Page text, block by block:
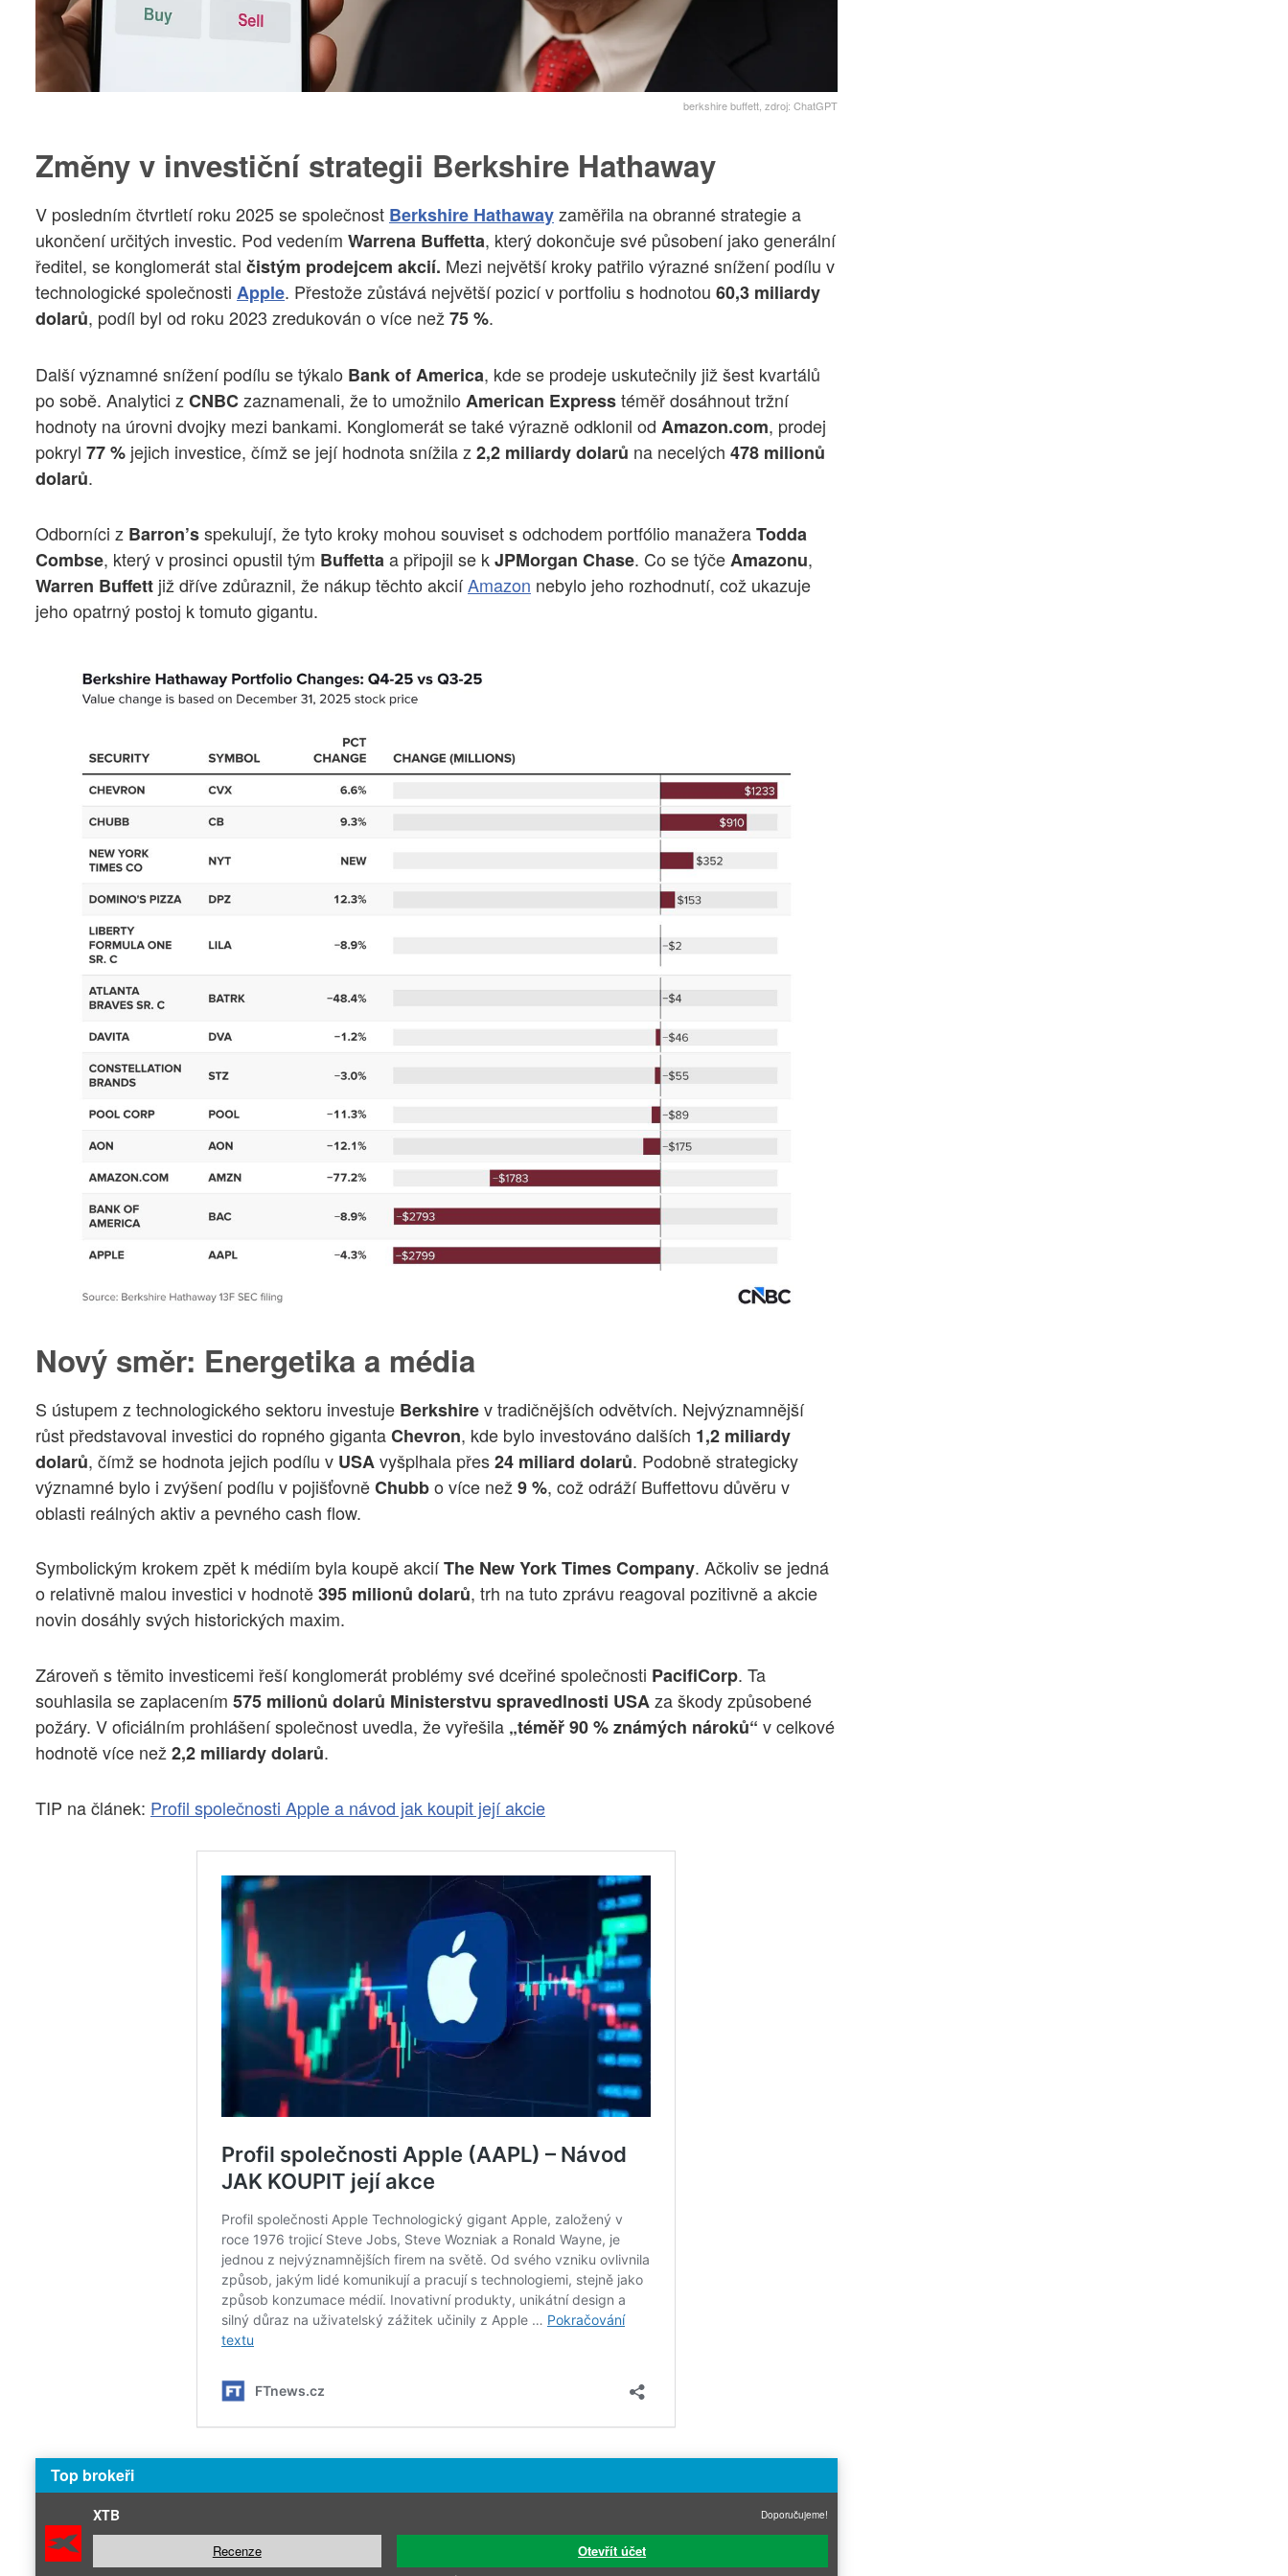
berkshire buffett, zdroj: ChatGPT
Změny v investiční strategii Berkshire Hathaway
V posledním čtvrtletí roku 2025 se společnost Berkshire Hathawayzaměřila na obranné strategie a
ukončení určitých investic. Pod vedením Warrena Buffetta, který dokončuje své působení jako generální
ředitel, se konglomerát stal čistým prodejcem akcií. Mezi největší kroky patřilo výrazné snížení podílu v
technologické společnosti Apple. Přestože zůstává největší pozicí v portfoliu s hodnotou 60,3 miliardy
dolarů, podíl byl od roku 2023 zredukován o více než 75 %.
Další významné snížení podílu se týkalo Bank of America, kde se prodeje uskutečnily již šest kvartálů
po sobě. Analytici z CNBCzaznamenali, že to umožnilo American Expresstéměř dosáhnout tržní
hodnoty na úrovni dvojky mezi bankami. Konglomerát se také výrazně odklonil od Amazon.com, prodej
pokryl 77 % jejich investice, čímž se její hodnota snížila z 2,2 miliardy dolarů na necelých 478 milionů
dolarů.
Odborníci z Barron’sspekulují, že tyto kroky mohou souviset s odchodem portfólio manažeraTodda
Combse, který v prosinci opustil tým Buffettaa připojil se kJPMorgan Chase. Co se týčeAmazonu,
Warren Buffett již dříve zdůraznil, že nákup těchto akciíAmazon nebylo jeho rozhodnutí, což ukazuje
jeho opatrný postoj k tomuto gigantu.
Nový směr: Energetika a média
S ústupem z technologického sektoru investuje Berkshirev tradičnějších odvětvích. Nejvýznamnější
růst představoval investici do ropného gigantaChevron, kde bylo investováno dalších 1,2 miliardy
dolarů, čímž se hodnota jejich podílu v USAvyšplhala přes24 miliard dolarů. Podobně strategicky
významné bylo i zvýšení podílu v pojišťovněChubbo více než 9 %, což odráží Buffettovu důvěru v
oblasti reálných aktiv a pevného cash flow.
Symbolickým krokem zpět k médiím byla koupě akciíThe New York Times Company. Ačkoliv se jedná
o relativně malou investici v hodnotě395 milionů dolarů, trh na tuto zprávu reagoval pozitivně a akcie
novin dosáhly svých historických maxim.
Zároveň s těmito investicemi řeší konglomerát problémy své dceřiné společnosti PacifiCorp. Ta
souhlasila se zaplacením 575 milionů dolarů Ministerstvu spravedlnosti USAza škody způsobené
požáry. V oficiálním prohlášení společnost uvedla, že vyřešila „téměř 90 % známých nároků“ v celkové
hodnotě více než 2,2 miliardy dolarů.
TIP na článek: Profil společnosti Apple a návod jak koupit její akcie
Top brokeři
XTB Doporučujeme!
Recenze Otevřít účet